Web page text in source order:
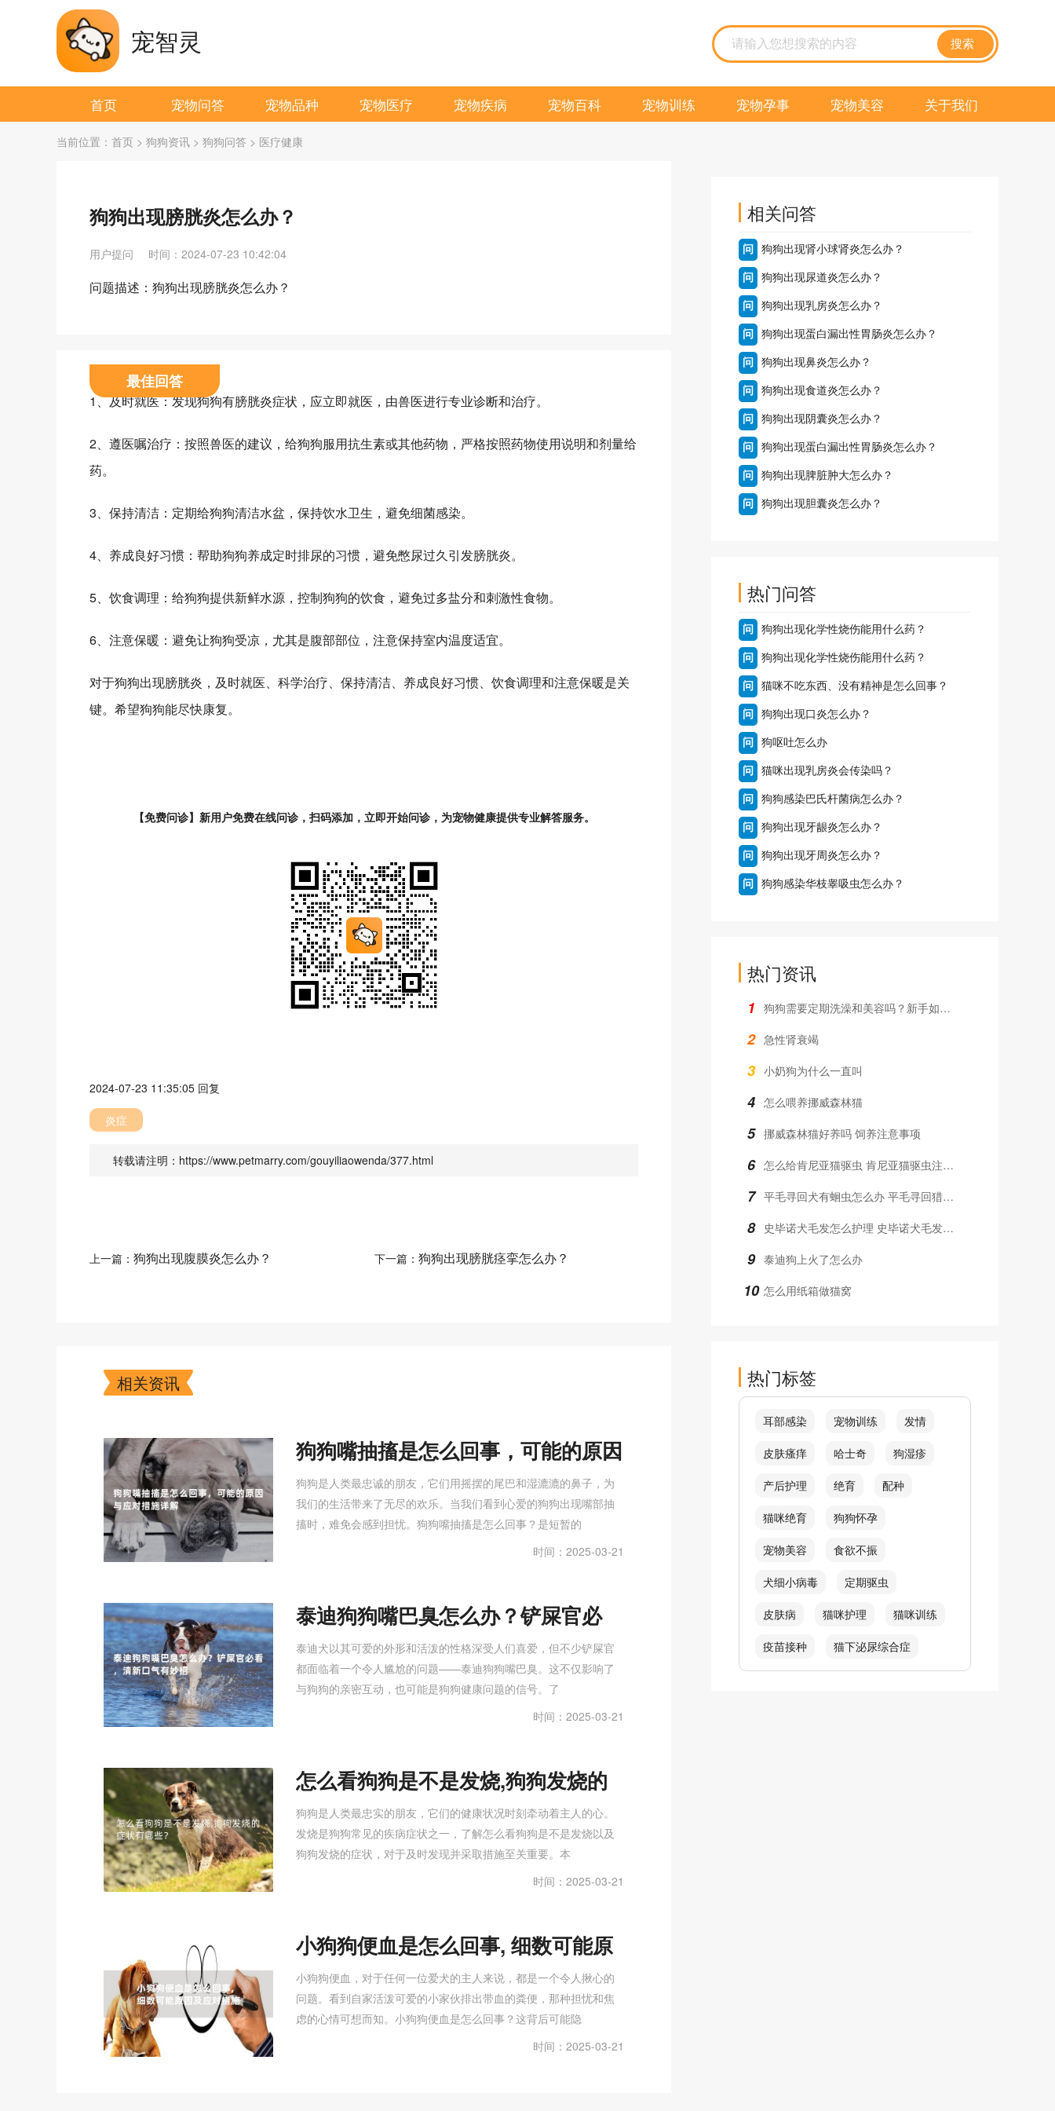
宠智灵 搜索
首页 宠物问答 宠物品种 宠物医疗 宠物疾病 宠物百科 宠物训练 宠物孕事 宠物美容 关于我们
当前位置： 首页 > 狗狗资讯 > 狗狗问答 > 医疗健康
狗狗出现膀胱炎怎么办？
用户提问 时间：2024-07-23 10:42:04
问题描述：狗狗出现膀胱炎怎么办？
最佳回答
1、及时就医：发现狗狗有膀胱炎症状，应立即就医，由兽医进行专业诊断和治疗。
2、遵医嘱治疗：按照兽医的建议，给狗狗服用抗生素或其他药物，严格按照药物使用说明和剂量给
药。
3、保持清洁：定期给狗狗清洁水盆，保持饮水卫生，避免细菌感染。
4、养成良好习惯：帮助狗狗养成定时排尿的习惯，避免憋尿过久引发膀胱炎。
5、饮食调理：给狗狗提供新鲜水源，控制狗狗的饮食，避免过多盐分和刺激性食物。
6、注意保暖：避免让狗狗受凉，尤其是腹部部位，注意保持室内温度适宜。
对于狗狗出现膀胱炎，及时就医、科学治疗、保持清洁、养成良好习惯、饮食调理和注意保暖是关
键。希望狗狗能尽快康复。
【免费问诊】新用户免费在线问诊，扫码添加，立即开始问诊，为宠物健康提供专业解答服务。
2024-07-23 11:35:05 回复
炎症
转载请注明：https://www.petmarry.com/gouyiliaowenda/377.html
上一篇： 狗狗出现腹膜炎怎么办？ 下一篇：狗狗出现膀胱痉挛怎么办？
相关资讯
狗狗嘴抽搐是怎么回事，可能的原因
与应对措施详解
狗狗是人类最忠诚的朋友，它们用摇摆的尾巴和湿漉漉的鼻子，为
我们的生活带来了无尽的欢乐。当我们看到心爱的狗狗出现嘴部抽
搐时，难免会感到担忧。狗狗嘴抽搐是怎么回事？是短暂的
时间：2025-03-21
泰迪狗狗嘴巴臭怎么办？铲屎官必
看，清新口气有妙招
泰迪犬以其可爱的外形和活泼的性格深受人们喜爱，但不少铲屎官
都面临着一个令人尴尬的问题——泰迪狗狗嘴巴臭。这不仅影响了
与狗狗的亲密互动，也可能是狗狗健康问题的信号。了
时间：2025-03-21
怎么看狗狗是不是发烧,狗狗发烧的
症状有哪些？
狗狗是人类最忠实的朋友，它们的健康状况时刻牵动着主人的心。
发烧是狗狗常见的疾病症状之一，了解怎么看狗狗是不是发烧以及
狗狗发烧的症状，对于及时发现并采取措施至关重要。本
时间：2025-03-21
小狗狗便血是怎么回事, 细数可能原
因及应对措施
小狗狗便血，对于任何一位爱犬的主人来说，都是一个令人揪心的
问题。看到自家活泼可爱的小家伙排出带血的粪便，那种担忧和焦
虑的心情可想而知。小狗狗便血是怎么回事？这背后可能隐
时间：2025-03-21
相关问答
问 狗狗出现肾小球肾炎怎么办？
问 狗狗出现尿道炎怎么办？
问 狗狗出现乳房炎怎么办？
问 狗狗出现蛋白漏出性胃肠炎怎么办？
问 狗狗出现鼻炎怎么办？
问 狗狗出现食道炎怎么办？
问 狗狗出现阴囊炎怎么办？
问 狗狗出现蛋白漏出性胃肠炎怎么办？
问 狗狗出现脾脏肿大怎么办？
问 狗狗出现胆囊炎怎么办？
热门问答
问 狗狗出现化学性烧伤能用什么药？
问 狗狗出现化学性烧伤能用什么药？
问 猫咪不吃东西、没有精神是怎么回事？
问 狗狗出现口炎怎么办？
问 狗呕吐怎么办
问 猫咪出现乳房炎会传染吗？
问 狗狗感染巴氏杆菌病怎么办？
问 狗狗出现牙龈炎怎么办？
问 狗狗出现牙周炎怎么办？
问 狗狗感染华枝睾吸虫怎么办？
热门资讯
1 狗狗需要定期洗澡和美容吗？新手如何操作？
2 急性肾衰竭
3 小奶狗为什么一直叫
4 怎么喂养挪威森林猫
5 挪威森林猫好养吗 饲养注意事项
6 怎么给肯尼亚猫驱虫 肯尼亚猫驱虫注意事项
7 平毛寻回犬有蛔虫怎么办 平毛寻回猎犬蛔虫治疗方法
8 史毕诺犬毛发怎么护理 史毕诺犬毛发护理方法
9 泰迪狗上火了怎么办
10 怎么用纸箱做猫窝
热门标签
耳部感染 宠物训练 发情
皮肤瘙痒 哈士奇 狗湿疹
产后护理 绝育 配种
猫咪绝育 狗狗怀孕
宠物美容 食欲不振
犬细小病毒 定期驱虫
皮肤病 猫咪护理 猫咪训练
疫苗接种 猫下泌尿综合症